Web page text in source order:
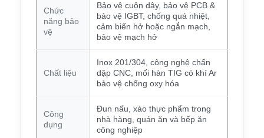
Chức
năng bảo
vệ
Bảo vệ cuộn dây, bảo vệ PCB &
bảo vệ IGBT, chống quá nhiệt,
cảm biến hở hoặc ngắn mạch,
bảo vệ mạch hở
Chất liệu
Inox 201/304, công nghệ chấn
dập CNC, mối hàn TIG có khí Ar
bảo vệ chống oxy hóa
Công
dụng
Đun nấu, xào thực phẩm trong
nhà hàng, quán ăn và bếp ăn
công nghiệp